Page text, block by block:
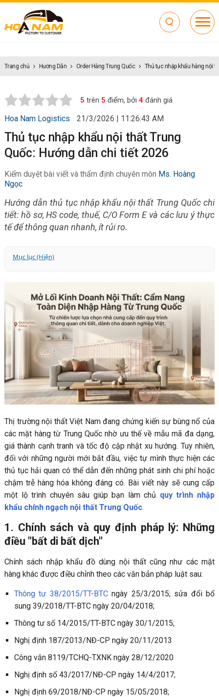
Trang chủ Hướng Dẫn Order Hàng Trung Quốc Thủ tục nhập khẩu hàng nội
5 trên 5 điểm, bởi 4đánh giá
Hoa Nam Logistics 21/3/2026 | 11:26:43 AM
Thủ tục nhập khẩu nội thất Trung
Quốc: Hướng dẫn chi tiết 2026
Kiểm duyệt bài viết và thẩm định chuyên môn Ms. Hoàng
Ngọc
Hướng dẫn thủ tục nhập khẩu nội thất Trung Quốc chi
tiết: hồ sơ, HS code, thuế, C/O Form E và các lưu ý thực
tế để thông quan nhanh, ít rủi ro.
Mục lục (Hiện)
2. Mã HS Code Và Biểu Thuế - Lưu Ý Về Thuế Chống Bán
Phá Giá
Mã HS code và thuế nhập khẩu một số mặt hàng nội
thất bạn có thể tham khảo:
3. Quy định về nhãn mác (Labeling): Chi tiết nhỏ, rủi ro lớn
4. Bộ hồ sơ hải quan đầy đủ cho doanh nghiệp
5. Quy Trình Thực Hiện Thông Quan
6. Những rủi ro "xương máu" và kinh nghiệm thực tế
7. Lựa chọn phương thức nhập hàng phù hợp
Thị trường nội thất Việt Nam đang chứng kiến sự bùng nổ của
các mặt hàng từ Trung Quốc nhờ ưu thế về mẫu mã đa dạng,
giá thành cạnh tranh và tốc độ cập nhật xu hướng. Tuy nhiên,
đối với những người mới bắt đầu, việc tự mình thực hiện các
thủ tục hải quan có thể dẫn đến những phát sinh chi phí hoặc
chậm trễ hàng hóa không đáng có. Bài viết này sẽ cung cấp
một lộ trình chuyên sâu giúp bạn làm chủ quy trình nhập
khẩu chính ngạch nội thất Trung Quốc.
1. Chính sách và quy định pháp lý: Những
điều "bất di bất dịch"
Chính sách nhập khẩu đồ dùng nội thất cũng như các mặt
hàng khác được điều chỉnh theo các văn bản pháp luật sau:
Thông tư 38/2015/TT-BTCngày 25/3/2015; sửa đổi bổ
sung 39/2018/TT-BTC ngày 20/04/2018;
Thông tư số 14/2015/TT-BTC ngày 30/1/2015;
Nghị định 187/2013/NĐ-CP ngày 20/11/2013
Công văn 8119/TCHQ-TXNK ngày 28/12/2020
Nghị định số 43/2017/NĐ-CP ngày 14/4/2017;
Nghị định 69/2018/NĐ-CP ngày 15/05/2018;